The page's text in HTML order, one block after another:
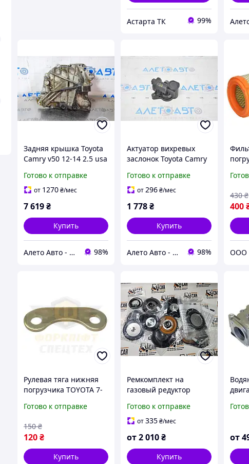
Астарта ТК 99%
Задняя крышка Toyota
Camry v50 12-14 2.5 usa
Готово к отправке
от 1270₴/мес
7 619₴
Купить
Алето Авто - запчасти на авто из США 98%
Актуатор вихревых
заслонок Toyota Camry
1733536010,
0120106060
Готово к отправке
от296₴/мес
1 778₴
Купить
Алето Авто - запчасти на авто из США 98%
400
430 ₴
Рулевая тяга нижняя
погрузчика TOYOTA 7-
30 № 43752-23442-71,
Готово к отправке
120₴
150 ₴
Купить
Ремкомплект на
газовый редуктор
Nissan, TCM, Komatsu,
Mitsubishi, Caterpillar,
Готово к отправке
от335₴/мес
от2 010₴
Купить
от